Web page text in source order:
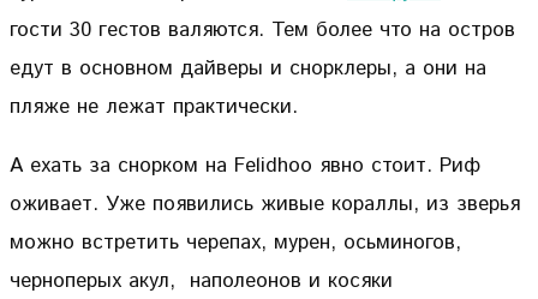
гости 30 гестов валяются. Тем более что на остров
едут в основном дайверы и снорклеры, а они на
пляже не лежат практически.
А ехать за снорком на Felidhoo явно стоит. Риф
оживает. Уже появились живые кораллы, из зверья
можно встретить черепах, мурен, осьминогов,
черноперых акул, наполеонов и косяки